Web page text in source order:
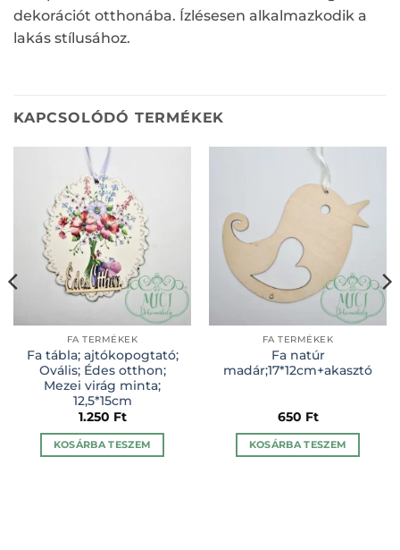
dekorációt otthonába. Ízlésesen alkalmazkodik a
lakás stílusához.
KAPCSOLÓDÓ TERMÉKEK
FA TERMÉKEK
Fa tábla; ajtókopogtató;
Ovális; Édes otthon;
Mezei virág minta;
12,5*15cm
1.250 Ft
KOSÁRBA TESZEM
FA TERMÉKEK
Fa natúr
madár;17*12cm+akasztó
650 Ft
KOSÁRBA TESZEM